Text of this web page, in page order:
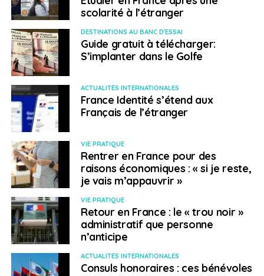
scolarité à l’étranger
DESTINATIONS AU BANC D'ESSAI
Guide gratuit à télécharger:
S’implanter dans le Golfe
ACTUALITÉS INTERNATIONALES
France Identité s’étend aux
Français de l’étranger
VIE PRATIQUE
Rentrer en France pour des
raisons économiques : « si je reste,
je vais m’appauvrir »
VIE PRATIQUE
Retour en France : le « trou noir »
administratif que personne
n’anticipe
ACTUALITÉS INTERNATIONALES
Consuls honoraires : ces bénévoles